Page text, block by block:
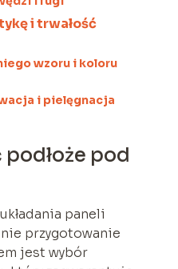
i trwałość
wzoru i koloru
i pielęgnacja
pod
paneli
przygotowanie
jest wybór